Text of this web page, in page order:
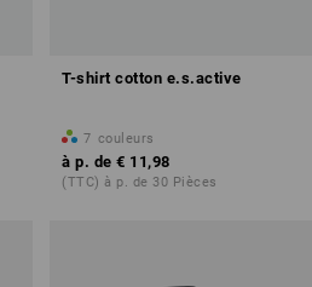
T-shirt cotton e.s.active
7 couleurs
à p. de € 11,98
(TTC) à p. de 30 Pièces